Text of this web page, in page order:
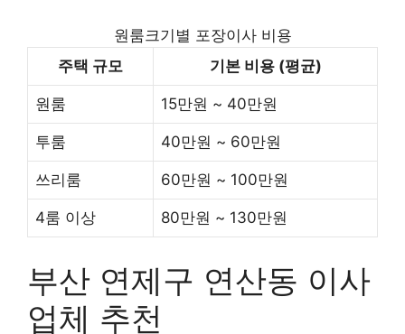
원룸크기별 포장이사 비용
주택 규모
기본 비용 (평균)
원룸 15만원 ~ 40만원
투룸 40만원 ~ 60만원
쓰리룸 60만원 ~ 100만원
4룸 이상 80만원 ~ 130만원
부산 연제구 연산동 이사
업체 추천